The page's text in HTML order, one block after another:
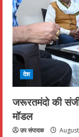
देश
जरूरतमंदो की
मॉडल
उप संपादक